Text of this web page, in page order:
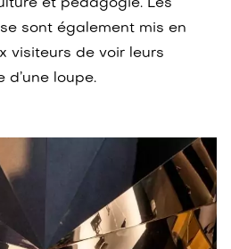
et pédagogie. Les
sont également mis en
visiteurs de voir leurs
d’une loupe.